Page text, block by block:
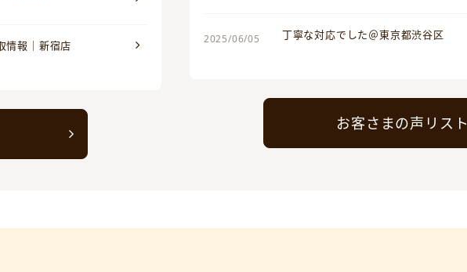
情報｜新宿店 2025/06/05 丁寧な対応でした＠東京都渋谷区
お客さまの声リスト